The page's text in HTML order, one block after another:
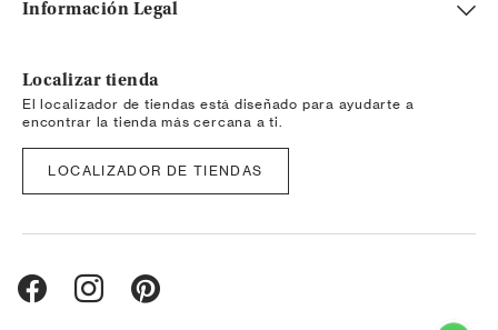
Información Legal
Localizar tienda
El localizador de tiendas está diseñado para ayudarte a
encontrar la tienda más cercana a ti.
LOCALIZADOR DE TIENDAS